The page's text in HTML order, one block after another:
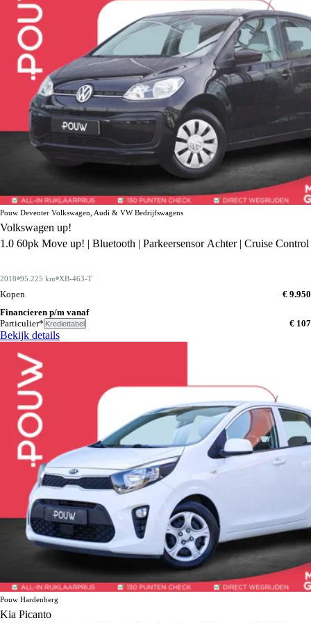
Pouw Deventer Volkswagen, Audi & VW Bedrijfswagens
Volkswagen up!
1.0 60pk Move up! | Bluetooth | Parkeersensor Achter | Cruise Control
2018 95.225 km XB-463-T
Kopen
€ 9.950
Financieren p/m vanaf
Particulier* Krediettabel € 107
Bekijk details
Pouw Hardenberg
Kia Picanto